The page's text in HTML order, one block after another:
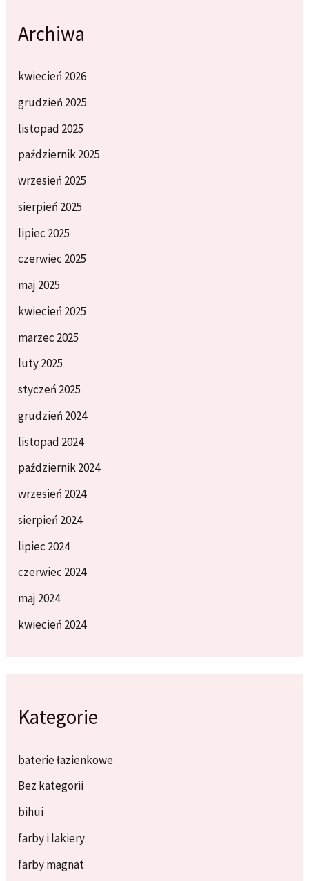
Archiwa
kwiecień 2026
grudzień 2025
listopad 2025
październik 2025
wrzesień 2025
sierpień 2025
lipiec 2025
czerwiec 2025
maj 2025
kwiecień 2025
marzec 2025
luty 2025
styczeń 2025
grudzień 2024
listopad 2024
październik 2024
wrzesień 2024
sierpień 2024
lipiec 2024
czerwiec 2024
maj 2024
kwiecień 2024
Kategorie
baterie łazienkowe
Bez kategorii
bihui
farby i lakiery
farby magnat